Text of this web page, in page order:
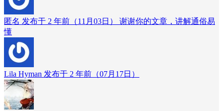
匿名 发布于 2 年前（11月03日）
谢谢你的文章，讲解通俗易
懂
Lila Hyman 发布于 2 年前（07月17日）